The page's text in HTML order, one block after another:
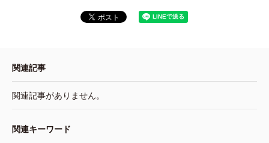
関連記事
関連記事がありません。
関連キーワード